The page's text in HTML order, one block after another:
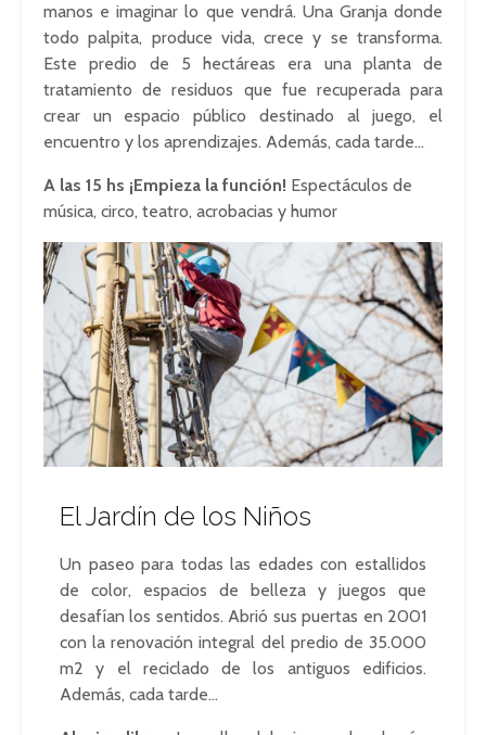
manos e imaginar lo que vendrá. Una Granja donde
todo palpita, produce vida, crece y se transforma.
Este predio de 5 hectáreas era una planta de
tratamiento de residuos que fue recuperada para
crear un espacio público destinado al juego, el
encuentro y los aprendizajes. Además, cada tarde…
A las 15 hs ¡Empieza la función! Espectáculos de
música, circo, teatro, acrobacias y humor
El Jardín de los Niños
Un paseo para todas las edades con estallidos
de color, espacios de belleza y juegos que
desafían los sentidos. Abrió sus puertas en 2001
con la renovación integral del predio de 35.000
m2 y el reciclado de los antiguos edificios.
Además, cada tarde…